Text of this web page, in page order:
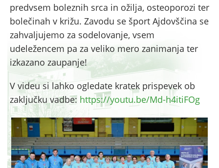
predvsem boleznih srca in ožilja, osteoporozi ter
bolečinah v križu. Zavodu se šport Ajdovščina se
zahvaljujemo za sodelovanje, vsem
udeležencem pa za veliko mero zanimanja ter
izkazano zaupanje!
V videu si lahko ogledate kratek prispevek ob
zaključku vadbe: https://youtu.be/Md-h4itiFOg